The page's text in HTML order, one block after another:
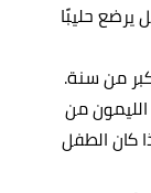
يرضع حليبًا
من سنة.
الليمون من
كان الطفل